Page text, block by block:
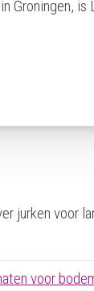
Groningen, is
jurken voor
voor